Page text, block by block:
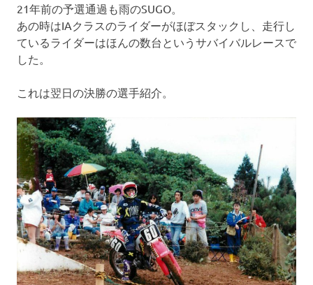
21年前の予選通過も雨のSUGO。
あの時はIAクラスのライダーがほぼスタックし、走行し
ているライダーはほんの数台というサバイバルレースで
した。
これは翌日の決勝の選手紹介。